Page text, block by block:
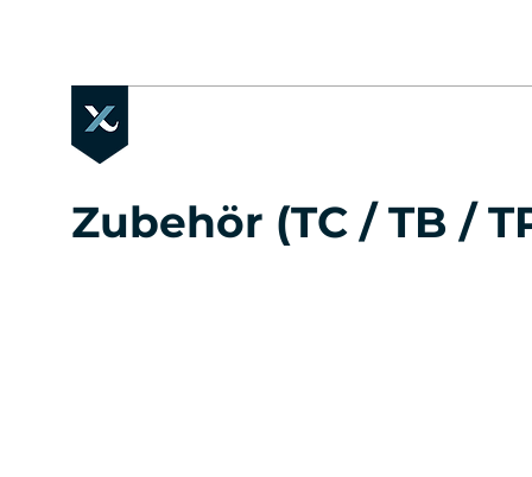
Zubehör (TC / TB /